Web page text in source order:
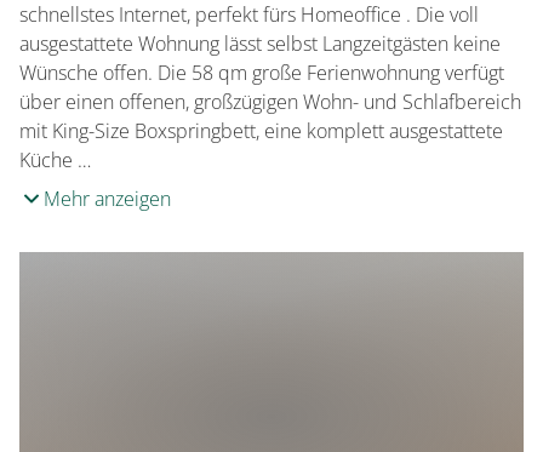
schnellstes Internet, perfekt fürs Homeoffice . Die voll
ausgestattete Wohnung lässt selbst Langzeitgästen keine
Wünsche offen. Die 58 qm große Ferienwohnung verfügt
über einen offenen, großzügigen Wohn- und Schlafbereich
mit King-Size Boxspringbett, eine komplett ausgestattete
Küche …
Mehr anzeigen